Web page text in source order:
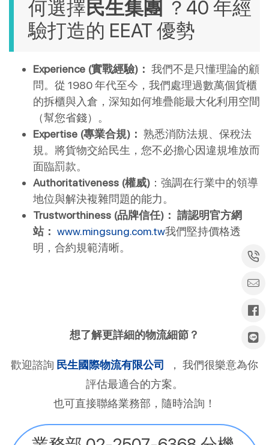
何選擇民生集團 ？40 年經
驗打造的 EEAT 優勢
Experience (實戰經驗)： 我們不是只懂理論的顧
問。從 1980 年代至今，我們處理過數萬個貨櫃
的拆櫃與入倉，深知如何堆疊能最大化利用空間
（幫您省錢）。
Expertise (專業合規)： 熟悉消防法規、保稅法
規。將貨物交給民生，您不必擔心因違規堆放而
面臨罰款。
Authoritativeness (權威) ：強調在行業中的領導
地位與解決複雜問題的能力。
Trustworthiness (品牌信任)： 請認明官方網
站： www.mingsung.com.tw我們堅持價格透
明，合約規範清晰。
想了解更詳細的物流細節？
歡迎諮詢 民生國際物流有限公司
， 我們很樂意為你
評估最適合的方案。
也可直接聯絡業務部，隨時洽詢！